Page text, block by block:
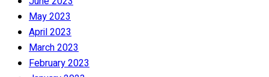
May 2023
April 2023
March 2023
February 2023